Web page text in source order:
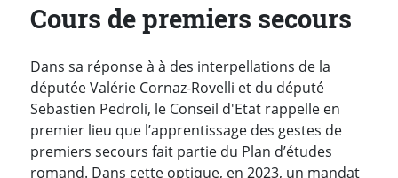
Cours de premiers secours
Dans sa réponse à à des interpellations de la
députée Valérie Cornaz-Rovelli et du député
Sebastien Pedroli, le Conseil d'Etat rappelle en
premier lieu que l’apprentissage des gestes de
premiers secours fait partie du Plan d’études
romand. Dans cette optique, en 2023, un mandat